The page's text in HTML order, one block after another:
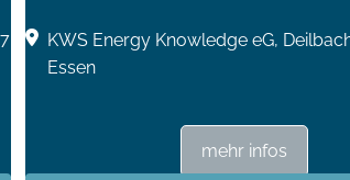
KWS Energy Knowledge eG,
Essen
mehr infos